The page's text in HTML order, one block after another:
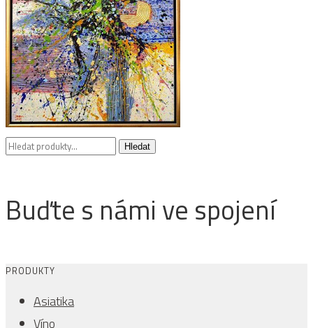
Hledat: Hledat
Buďte s námi ve spojení
PRODUKTY
Asiatika
Víno